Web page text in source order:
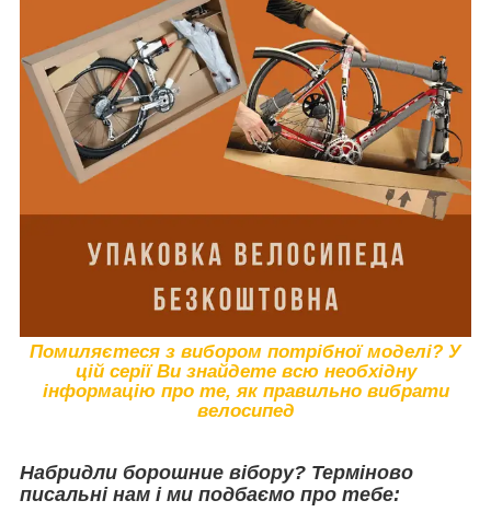
Помиляєтеся з вибором потрібної моделі? У
цій серії Ви знайдете всю необхідну
інформацію про те, як правильно вибрати
велосипед
Набридли борошние вібору? Терміново
писальні нам і ми подбаємо про тебе: